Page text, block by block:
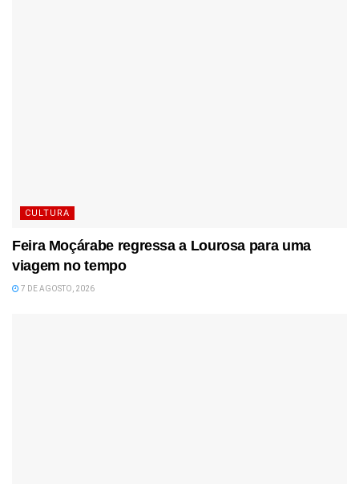
CULTURA
Feira Moçárabe regressa a Lourosa para uma
viagem no tempo
7 DE AGOSTO, 2026